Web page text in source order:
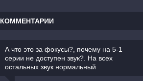
КОММЕНТАРИИ
А что это за фокусы?, почему на 5-1
серии не доступен звук?. На всех
остальных звук нормальный